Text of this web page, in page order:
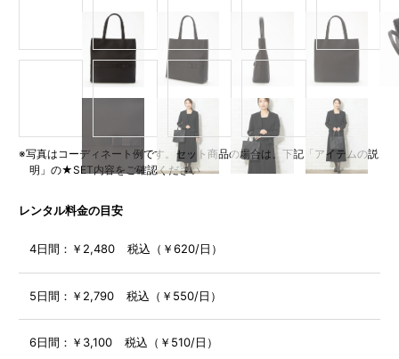
※写真はコーディネート例です。セット商品の場合は、下記「アイテムの説
明」の★SET内容をご確認ください
レンタル料金の目安
4日間： ￥2,480 税込（￥620/日）
5日間： ￥2,790 税込（￥550/日）
6日間： ￥3,100 税込（￥510/日）